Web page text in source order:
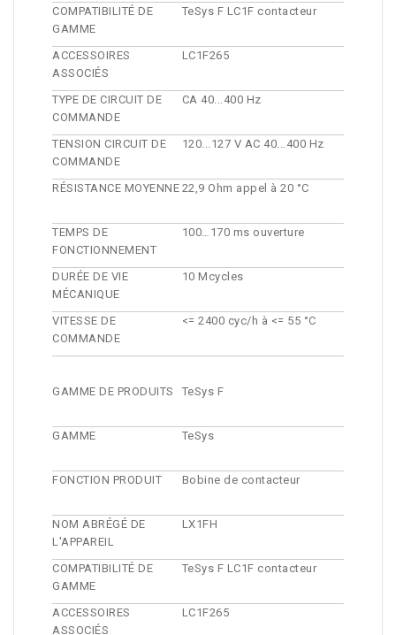
COMPATIBILITÉ DE
GAMME
TeSys F LC1F contacteur
ACCESSOIRES
ASSOCIÉS
LC1F265
TYPE DE CIRCUIT DE
COMMANDE
CA 40...400 Hz
TENSION CIRCUIT DE
COMMANDE
120...127 V AC 40...400 Hz
RÉSISTANCE MOYENNE 22,9 Ohm appel à 20 °C
TEMPS DE
FONCTIONNEMENT
100…170 ms ouverture
DURÉE DE VIE
MÉCANIQUE
10 Mcycles
VITESSE DE
COMMANDE
<= 2400 cyc/h à <= 55 °C
GAMME DE PRODUITS TeSys F
GAMME TeSys
FONCTION PRODUIT Bobine de contacteur
NOM ABRÉGÉ DE
L'APPAREIL
LX1FH
COMPATIBILITÉ DE
GAMME
TeSys F LC1F contacteur
ACCESSOIRES
ASSOCIÉS
LC1F265